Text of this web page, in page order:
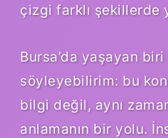
çizgi farklı şekillerde
Bursa’da yaşayan
söyleyebilirim: bu
bilgi değil, aynı
anlamanın bir yolu.